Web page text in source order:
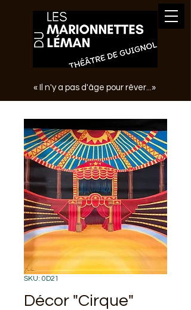
« Il n'y a pas d'âge pour rêver...»
SKU: 0D21
Décor "Cirque"